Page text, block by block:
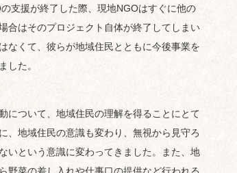
支援が終了した際、現地NGOはすぐに他の
合はそのプロジェクト自体が終了してしまい
なくて、彼らが地域住民とともに今後事業を
した。
について、地域住民の理解を得ることにとて
、地域住民の意識も変わり、無視から見守ろ
いという意識に変わってきました。また、地